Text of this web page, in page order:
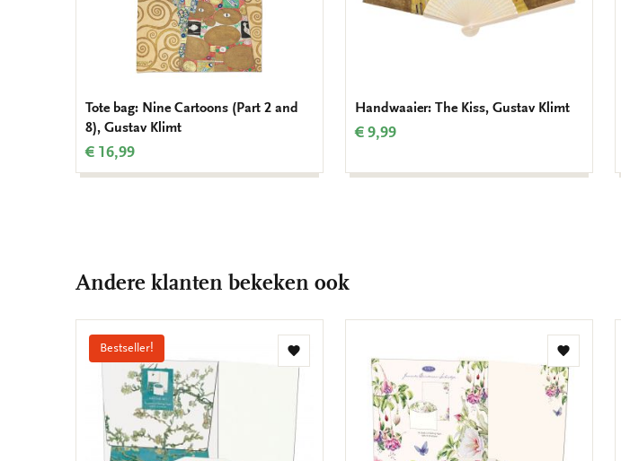
Tote bag: Nine Cartoons (Part 2 and
8), Gustav Klimt
€ 16,99
Handwaaier: The Kiss, Gustav Klimt
€ 9,99
Andere klanten bekeken ook
Bestseller!
Toevoegen
aan
verlanglijst
Toevoegen
aan
verlanglijst